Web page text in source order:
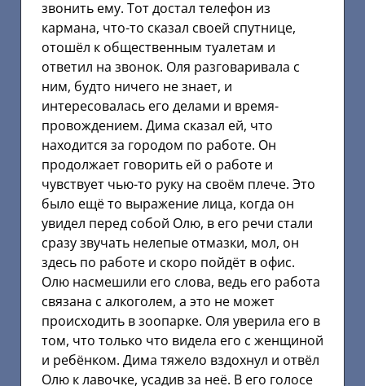
звонить ему. Тот достал телефон из
кармана, что-то сказал своей спутнице,
отошёл к общественным туалетам и
ответил на звонок. Оля разговаривала с
ним, будто ничего не знает, и
интересовалась его делами и время-
провождением. Дима сказал ей, что
находится за городом по работе. Он
продолжает говорить ей о работе и
чувствует чью-то руку на своём плече. Это
было ещё то выражение лица, когда он
увидел перед собой Олю, в его речи стали
сразу звучать нелепые отмазки, мол, он
здесь по работе и скоро пойдёт в офис.
Олю насмешили его слова, ведь его работа
связана с алкоголем, а это не может
происходить в зоопарке. Оля уверила его в
том, что только что видела его с женщиной
и ребёнком. Дима тяжело вздохнул и отвёл
Олю к лавочке, усадив за неё. В его голосе